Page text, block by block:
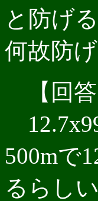
と防げ
何故防
【回答
500mで
るらし